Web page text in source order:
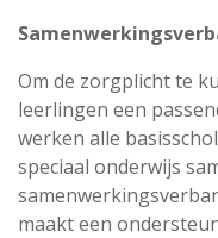
Om de zorgplicht te
leerlingen een
werken alle
speciaal onderwijs
maakt een